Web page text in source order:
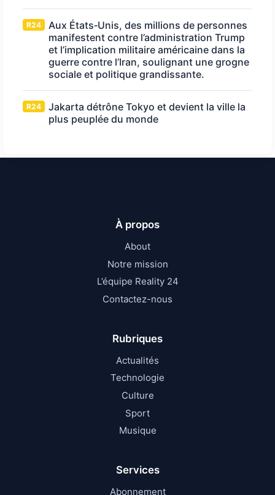
R24
Aux États‑Unis, des millions de personnes
manifestent contre l’administration Trump
et l’implication militaire américaine dans la
guerre contre l’Iran, soulignant une grogne
sociale et politique grandissante.
R24
Jakarta détrône Tokyo et devient la ville la
plus peuplée du monde
À propos
About
Notre mission
L’équipe Reality 24
Contactez-nous
Rubriques
Actualités
Technologie
Culture
Sport
Musique
Services
Abonnement